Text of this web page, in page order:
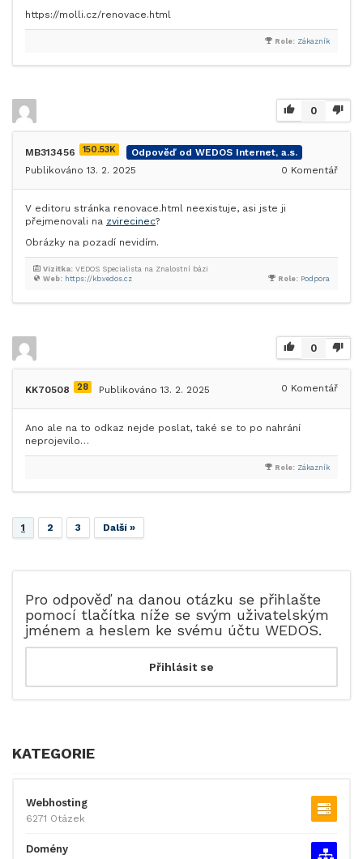
https://molli.cz/renovace.html
Role: Zákazník
0
MB313456 150.53K
Odpověď od WEDOS Internet, a.s.
Publikováno 13. 2. 2025
0 Komentář
V editoru stránka renovace.html neexistuje, asi jste ji
přejmenovali na zvirecinec?
Obrázky na pozadí nevidím.
Role: Podpora
Web: https://kb.vedos.cz
Vizitka: VEDOS Specialista na Znalostní bázi
0
KK70508 28 Publikováno 13. 2. 2025 0 Komentář
Ano ale na to odkaz nejde poslat, také se to po nahrání
neprojevilo…
Role: Zákazník
1 2 3 Další »
Pro odpověď na danou otázku se přihlašte
pomocí tlačítka níže se svým uživatelským
jménem a heslem ke svému účtu WEDOS.
KATEGORIE
Webhosting
6271 Otázek
Domény